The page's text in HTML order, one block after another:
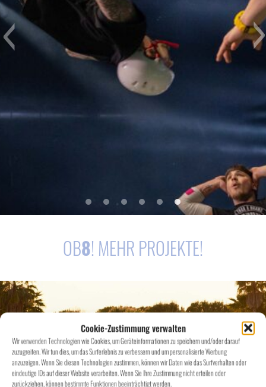
Cookie-Zustimmung verwalten
Wir verwenden Technologien wie Cookies, um Geräteinformationen zu speichern und/oder darauf
zuzugreifen. Wir tun dies, um das Surferlebnis zu verbessern und um personalisierte Werbung
anzuzeigen. Wenn Sie diesen Technologien zustimmen, können wir Daten wie das Surfverhalten oder
eindeutige IDs auf dieser Website verarbeiten. Wenn Sie Ihre Zustimmung nicht erteilen oder
zurückziehen, können bestimmte Funktionen beeinträchtigt werden.
OB8! MEHR PROJEKTE!